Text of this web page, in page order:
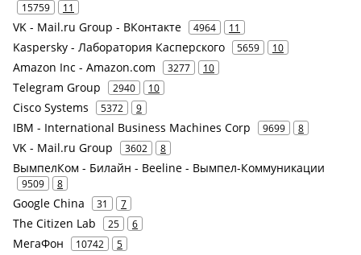
15759 11
VK - Mail.ru Group - ВКонтакте 4964 11
Kaspersky - Лаборатория Касперского 5659 10
Amazon Inc - Amazon.com 3277 10
Telegram Group 2940 10
Cisco Systems 5372 9
IBM - International Business Machines Corp 9699 8
VK - Mail.ru Group 3602 8
ВымпелКом - Билайн - Beeline - Вымпел-Коммуникации
9509 8
Google China 31 7
The Citizen Lab 25 6
МегаФон 10742 5